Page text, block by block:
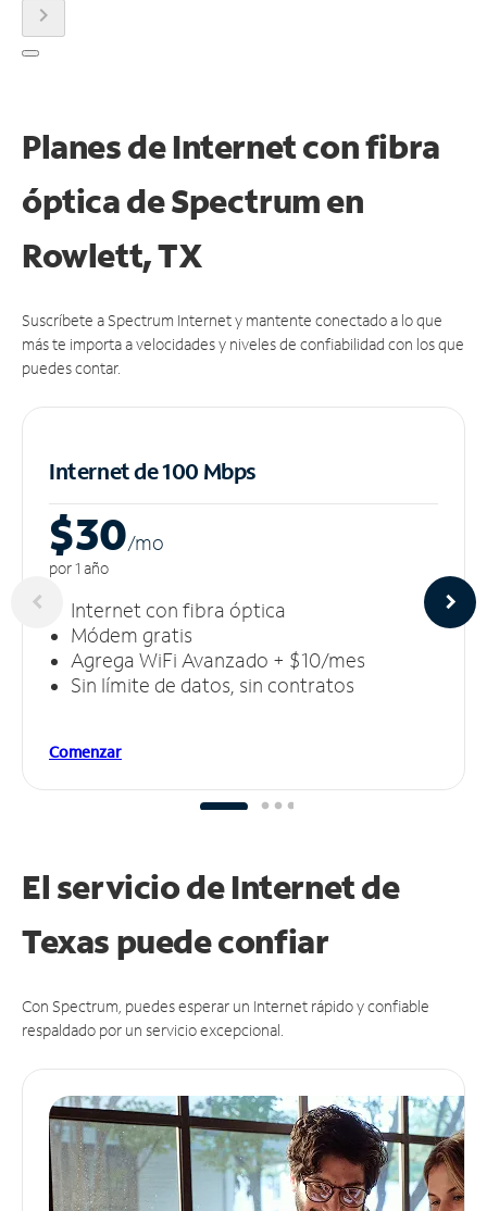
chevron_right
Planes de Internet con fibra
óptica de Spectrum en
Rowlett, TX
Suscríbete a Spectrum Internet y mantente conectado a lo que
más te importa a velocidades y niveles de confiabilidad con los que
puedes contar.
Internet de 100 Mbps
$30/mo
por 1 año
Internet con fibra óptica
Módem gratis
Agrega WiFi Avanzado + $10/mes
Sin límite de datos, sin contratos
Comenzar
El servicio de Internet de
Texas puedeconfiar
Con Spectrum, puedes esperar un Internet rápido y confiable
respaldado por un servicio excepcional.